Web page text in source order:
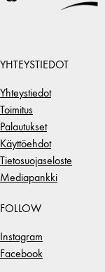
YHTEYSTIEDOT
Yhteystiedot
Toimitus
Palautukset
Käyttöehdot
Tietosuojaseloste
Mediapankki
FOLLOW
Instagram
Facebook